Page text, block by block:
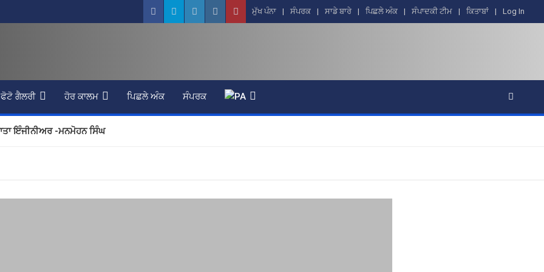
ਮੁੱਖ ਪੰਨਾ ਸੰਪਰਕ ਸਾਡੇ ਬਾਰੇ ਪਿਛਲੇ ਅੰਕ ਸੰਪਾਦਕੀ ਟੀਮ ਕਿਤਾਬਾਂ Log In
ਫੋਟੋ ਗੈਲਰੀ ਹੋਰ ਕਾਲਮ ਪਿਛਲੇ ਅੰਕ ਸੰਪਰਕ
ਇੰਜੀਨੀਅਰ -ਮਨਮੋਹਨ ਸਿੰਘ